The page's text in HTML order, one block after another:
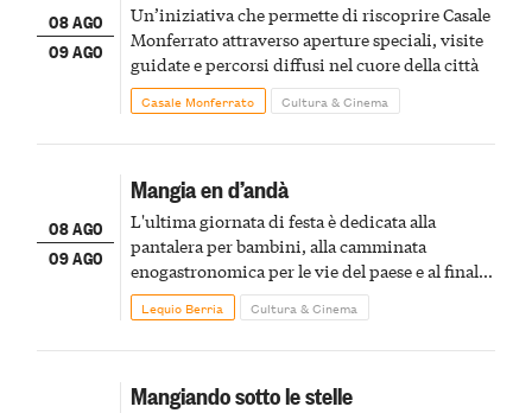
08 AGO
09 AGO
Un’iniziativa che permette di riscoprire Casale
Monferrato attraverso aperture speciali, visite
guidate e percorsi diffusi nel cuore della città
Casale Monferrato Cultura & Cinema
08 AGO
09 AGO
Mangia en d’andà
L'ultima giornata di festa è dedicata alla
pantalera per bambini, alla camminata
enogastronomica per le vie del paese e al finale
pirotecnico
Lequio Berria Cultura & Cinema
Mangiando sotto le stelle